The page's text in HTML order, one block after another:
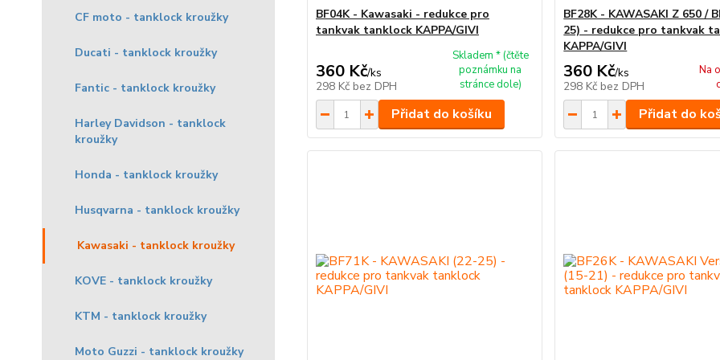
CF moto - tanklock kroužky
Ducati - tanklock kroužky
Fantic - tanklock kroužky
Harley Davidson - tanklock
kroužky
Honda - tanklock kroužky
Husqvarna - tanklock kroužky
Kawasaki - tanklock kroužky
KOVE - tanklock kroužky
KTM - tanklock kroužky
Moto Guzzi - tanklock kroužky
BF04K - Kawasaki - redukce pro
tankvak tanklock KAPPA/GIVI
360 Kč/ks
298 Kč bez DPH
Skladem * (čtěte
poznámku na
stránce dole)
Přidat do košíku
BF28K - KAWASAKI Z 650 /
25) - redukce pro tankvak
KAPPA/GIVI
360 Kč/ks
298 Kč bez DPH
Na
Přidat do